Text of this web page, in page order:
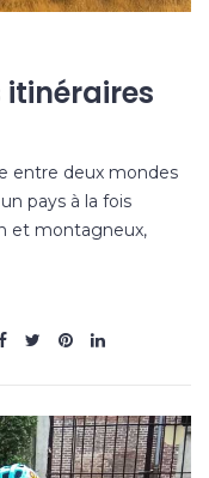
itinéraires
entre deux mondes
pays à la fois
et montagneux,